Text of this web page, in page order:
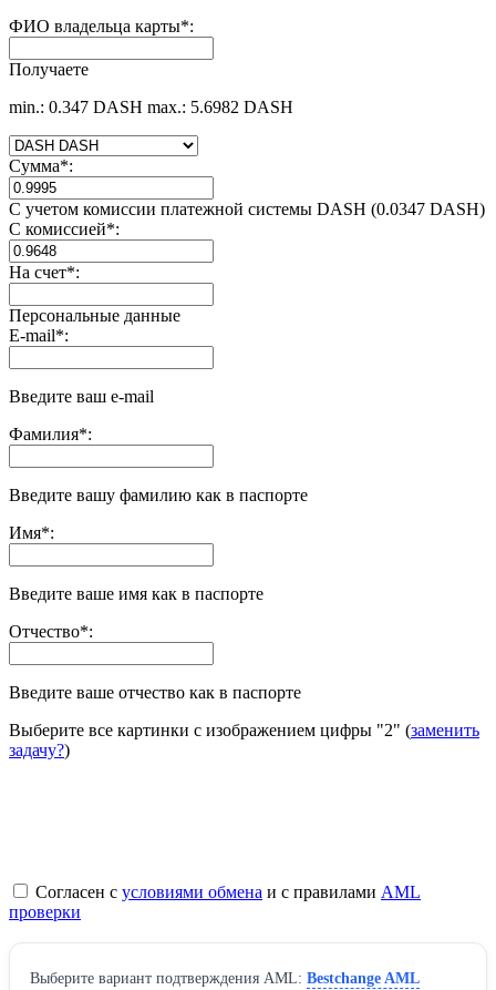
ФИО владельца карты*:
Получаете
min.: 0.347 DASH max.: 5.6982 DASH
Сумма*:
С учетом комиссии платежной системы DASH (0.0347 DASH)
С комиссией*:
На счет*:
Персональные данные
E-mail*:
Введите ваш e-mail
Фамилия*:
Введите вашу фамилию как в паспорте
Имя*:
Введите ваше имя как в паспорте
Отчество*:
Введите ваше отчество как в паспорте
Выберите все картинки с изображением цифры "2" (заменить
задачу?)
Согласен с условиями обмена и с правилами AML
проверки
Выберите вариант подтверждения AML: Bestchange AML